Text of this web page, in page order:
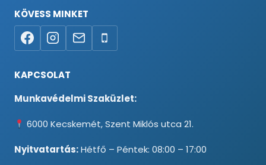
KÖVESS MINKET
KAPCSOLAT
Munkavédelmi Szaküzlet:
6000 Kecskemét, Szent Miklós utca 21.
Nyitvatartás:Hétfő – Péntek: 08:00 – 17:00